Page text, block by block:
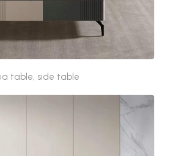
table, side table